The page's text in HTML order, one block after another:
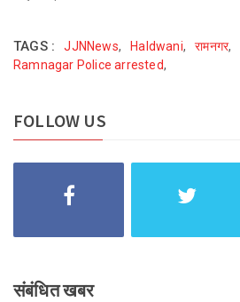
TAGS : JJNNews, Haldwani, रामनगर,
Ramnagar Police arrested,
FOLLOW US
संबंधित खबर